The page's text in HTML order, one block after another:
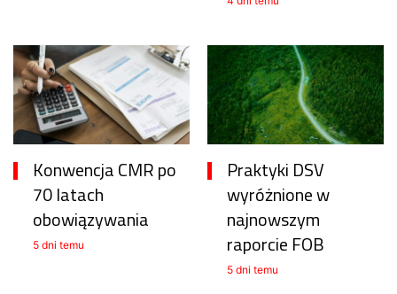
Konwencja CMR po
70 latach
obowiązywania
5 dni temu
Praktyki DSV
wyróżnione w
najnowszym
raporcie FOB
5 dni temu